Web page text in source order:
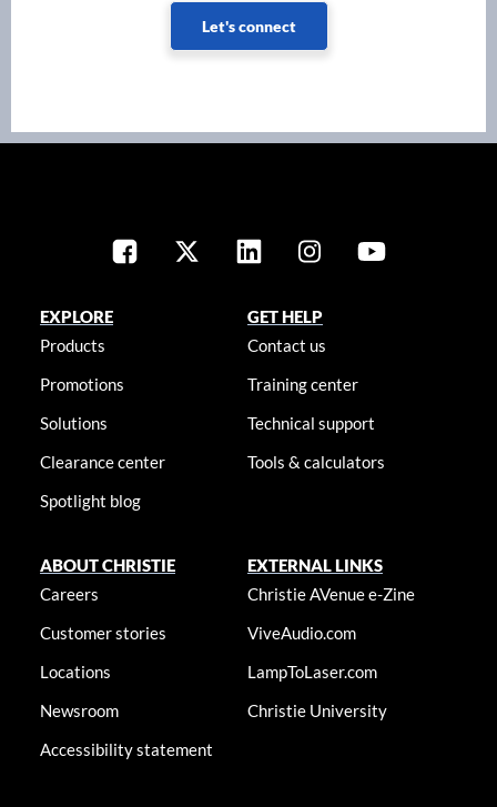
Let's connect
EXPLORE
Products
Promotions
Solutions
Clearance center
Spotlight blog
GET HELP
Contact us
Training center
Technical support
Tools & calculators
ABOUT CHRISTIE
Careers
Customer stories
Locations
Newsroom
Accessibility statement
EXTERNAL LINKS
Christie AVenue e-Zine
ViveAudio.com
LampToLaser.com
Christie University